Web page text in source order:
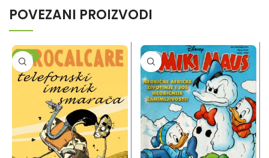
POVEZANI PROIZVODI
-20%